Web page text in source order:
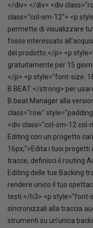
</div> </div> <div
class="col-sm-12"> <p
permette di visualizzare
fosse interessato
del prodotto.</p> <p
gratuitamente per 15
</p> <p style="font-size:
B.BEAT:</strong> per
B.beat Manager alla
class="row"
<div class="col-sm-12
Editing con un progetto
16px;">Edita i tuoi progetti
tracce, definisci il routing
Editing delle tue Backing
rendere unico il tuo
testi:</h3> <p style="font-
sincronizzali alla traccia
strumenti su un'unica